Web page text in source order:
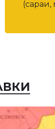
(сараи,